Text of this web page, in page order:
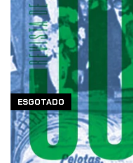
ESGOTADO